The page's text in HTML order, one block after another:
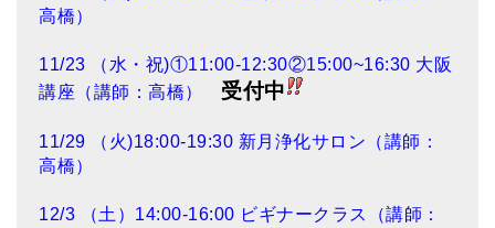
高橋）
11/23 （水・祝)①11:00-12:30②15:00~16:30 大阪
講座（講師：高橋）
受付中
11/29 （火)18:00-19:30 新月浄化サロン（講師：
高橋）
12/3 （土）14:00-16:00 ビギナークラス（講師：